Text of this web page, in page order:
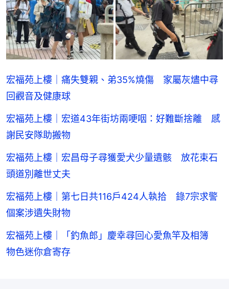
宏福苑上樓｜痛失雙親、弟35%燒傷 家屬灰燼中尋
回觀音及健康球
宏福苑上樓｜宏道43年街坊兩哽咽：好難斷捨離 感
謝民安隊助搬物
宏福苑上樓｜宏昌母子尋獲愛犬少量遺骸 放花束石
頭道別離世丈夫
宏福苑上樓｜第七日共116戶424人執拾 錄7宗求警
個案涉遺失財物
宏福苑上樓｜「釣魚郎」慶幸尋回心愛魚竿及相簿
物色迷你倉寄存